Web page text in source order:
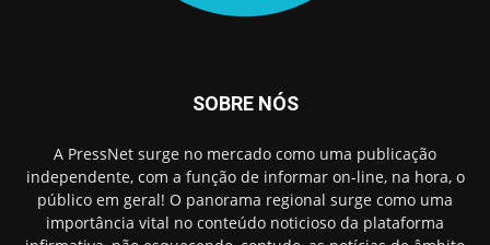
SOBRE NÓS
A PressNet surge no mercado como uma publicação
independente, com a função de informar on-line, na hora, o
público em geral! O panorama regional surge como uma
importância vital no conteúdo noticioso da plataforma